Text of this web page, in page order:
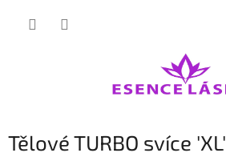
Tělové TURBO svíce 'XL'